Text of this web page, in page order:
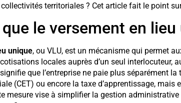
territoriales ? Cet article fait le point
que le versement en
unique, ou VLU, est un mécanisme qui permet
cotisations locales auprès d’un seul interlocuteur,
que l’entreprise ne paie plus séparément
(CET) ou encore la taxe d’apprentissage, mais
mesure vise à simplifier la gestion